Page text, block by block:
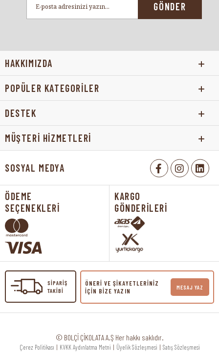
GÖNDER
HAKKIMIZDA
POPÜLER KATEGORİLER
DESTEK
MÜŞTERİ HİZMETLERİ
SOSYAL MEDYA
ÖDEME
SEÇENEKLERİ
KARGO
GÖNDERİLERİ
SİPARİŞ
TAKİBİ
ÖNERİ VE ŞİKAYETLERİNİZ
İÇİN BİZE YAZIN
MESAJ YAZ
© BOLÇİ ÇİKOLATA A.Ş Her hakkı saklıdır.
Çerez Politikası | KVKK Aydınlatma Metni | Üyelik Sözleşmesi | Satış Sözleşmesi